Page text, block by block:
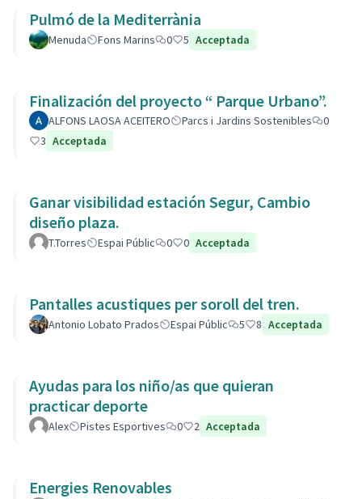
Pulmó de la Mediterrània
Menuda Fons Marins 0 5 Acceptada
Finalización del proyecto “ Parque Urbano”.
ALFONS LAOSA ACEITERO Parcs i Jardins Sostenibles
0
3 Acceptada
Ganar visibilidad estación Segur, Cambio
diseño plaza.
T.Torres Espai Públic 0 0 Acceptada
Pantalles acustiques per soroll del tren.
Antonio Lobato Prados Espai Públic 5 8 Acceptada
Ayudas para los niño/as que quieran
practicar deporte
Alex Pistes Esportives 0 2 Acceptada
Energies Renovables